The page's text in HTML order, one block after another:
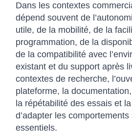
Dans les contextes
dépend souvent de
utile, de la mobilité, de la
programmation, de la
de la compatibilité avec
existant et du support après
contextes de recherche,
plateforme, la
la répétabilité des essais et
d’adapter les
essentiels.